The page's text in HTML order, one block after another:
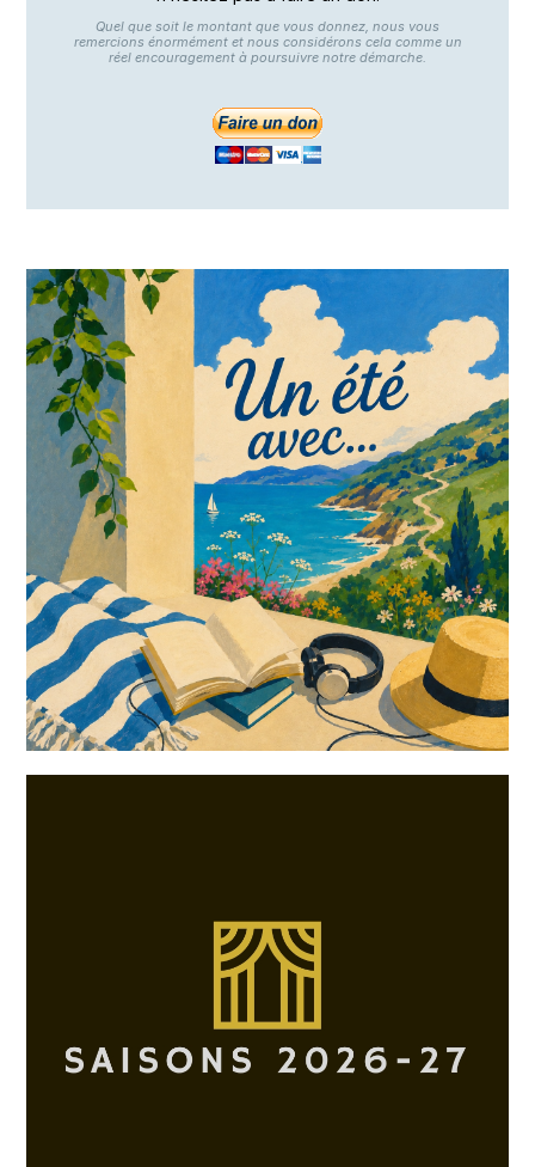
Quel que soit le montant que vous donnez, nous vous
remercions énormément et nous considérons cela comme un
réel encouragement à poursuivre notre démarche.